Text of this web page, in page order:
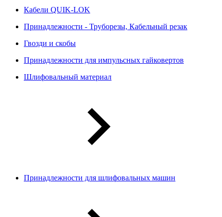
Кабели QUIK-LOK
Принадлежности - Труборезы, Кабельный резак
Гвозди и скобы
Принадлежности для импульсных гайковертов
Шлифовальный материал
Принадлежности для шлифовальных машин